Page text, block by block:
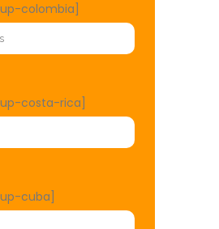
colombia]
costa-rica]
cuba]